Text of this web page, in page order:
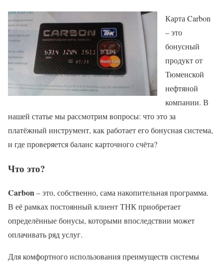
Карта Carbon
– это
бонусный
продукт от
Тюменской
нефтяной
компании. В
нашей статье мы рассмотрим вопросы: что это за
платёжный инструмент, как работает его бонусная система,
и где проверяется баланс карточного счёта?
Что это?
Carbon– это, собственно, сама накопительная программа.
В её рамках постоянный клиент ТНК приобретает
определённые бонусы, которыми впоследствии может
оплачивать ряд услуг.
Для комфортного использования преимуществ системы